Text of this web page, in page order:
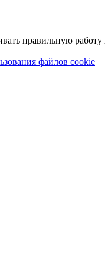
правильную работу
файлов cookie